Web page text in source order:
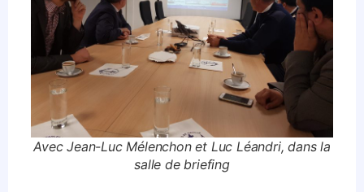
Avec Jean-Luc Mélenchon et Luc Léandri, dans la
salle de briefing